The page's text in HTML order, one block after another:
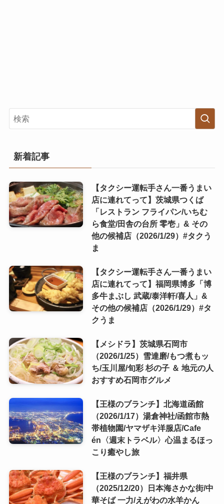
新着記事
【タクシー運転手さん一番うまい
店に連れてって】茨城県つくば
「レストラン フライパン/いちむ
ら食堂/田舎の台所 零壱」& その
他の候補店（2026/1/29）#タクう
ま
【タクシー運転手さん一番うまい
店に連れてって】福岡県博多「博
多牛まぶし 武蔵/泰洋軒/喜人」&
その他の候補店（2026/1/29）#タ
クうま
【メシドラ】茨城県石岡市
（2026/1/25）雪達磨/もつ煮もッ
ち/玉川屋/旬彩 杉の子 ＆ 地元の人
おすすめ石岡市グルメ
【王様のブランチ】北海道函館
（2026/1/17）湯倉神社/函館市熱
帯植物園/ヤマザキ洋服店/Cafe
én〈週末トラベル〉心温まるほっ
こり癒やし旅
【王様のブランチ】福井県
（2025/12/20）日本海さかな街/中
華そば 一力/えがわの水羊かん